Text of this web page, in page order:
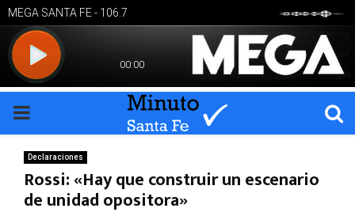
PRIMARY
MENU
Declaraciones
Rossi: «Hay que construir un escenario
de unidad opositora»